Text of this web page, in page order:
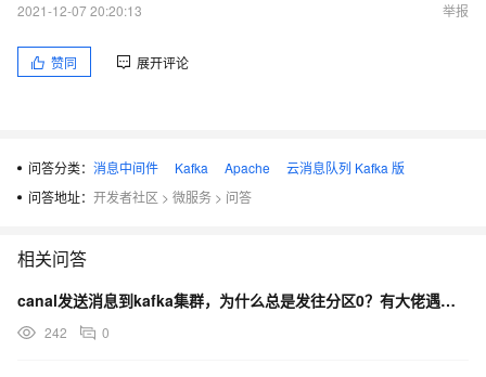
2021-12-07 20:20:13
举报
赞同 展开评论
问答分类： 消息中间件 Kafka Apache
云消息队列 Kafka 版
问答地址： 开发者社区 > 微服务 > 问答
相关问答
canal发送消息到kafka集群，为什么总是发往分区0？有大佬遇到过嘛
242 0